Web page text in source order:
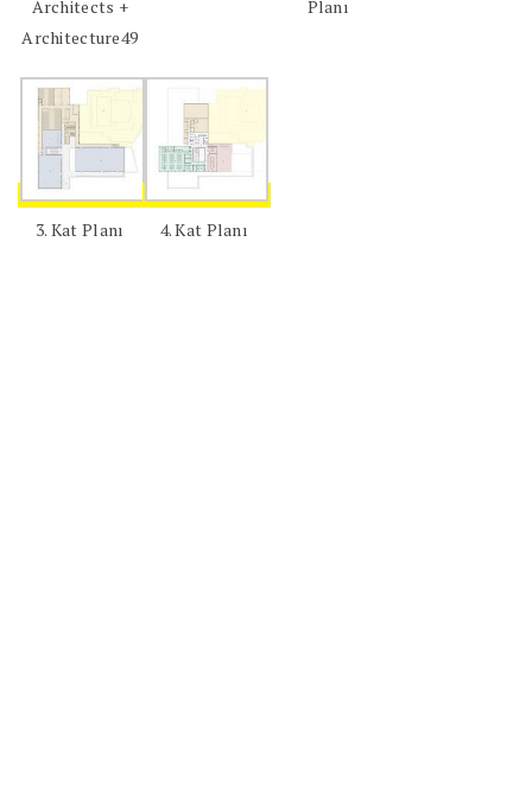
Architects +
Architecture49
Planı
3. Kat Planı 4. Kat Planı